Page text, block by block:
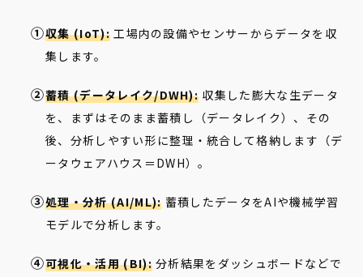
収集 (IoT):工場内の設備やセンサーからデータを収
集します。
蓄積 (データレイク/DWH): 収集した膨大な生データ
を、まずはそのまま蓄積し（データレイク）、その
後、分析しやすい形に整理・統合して格納します（デ
ータウェアハウス＝DWH）。
処理・分析 (AI/ML): 蓄積したデータをAIや機械学習
モデルで分析します。
可視化・活用 (BI):分析結果をダッシュボードなどで